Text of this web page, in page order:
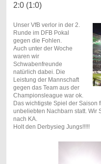
2:0 (1:0)
Unser VfB verlor in der 2.
Runde im DFB Pokal
gegen die Fohlen.
Auch unter der Woche
waren wir
Schwabenfreunde
natürlich dabei. Die
Leistung der Mannschaft
gegen das Team aus der
Championsleague war ok.
Das wichtigste Spiel der Saison
unbeliebten Nachbarn statt. Wir
nach KA.
Holt den Derbysieg Jungs!!!!!